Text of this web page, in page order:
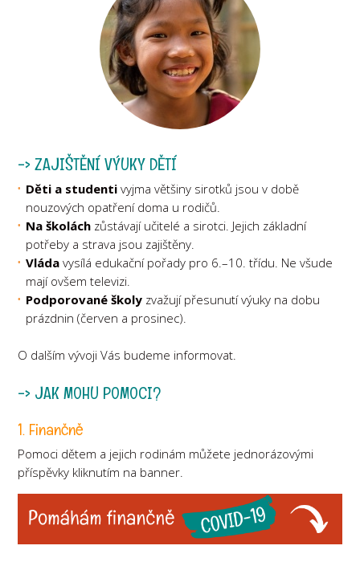
-> ZAJIŠTĚNÍ VÝUKY DĚTÍ
Děti a studenti vyjma většiny sirotků jsou v době
nouzových opatření doma u rodičů.
Na školách zůstávají učitelé a sirotci. Jejich základní
potřeby a strava jsou zajištěny.
Vláda vysílá edukační pořady pro 6.–10. třídu. Ne všude
mají ovšem televizi.
Podporované školy zvažují přesunutí výuky na dobu
prázdnin (červen a prosinec).
O dalším vývoji Vás budeme informovat.
-> JAK MOHU POMOCI?
1. Finančně
Pomoci dětem a jejich rodinám můžete jednorázovými
příspěvky kliknutím na banner.